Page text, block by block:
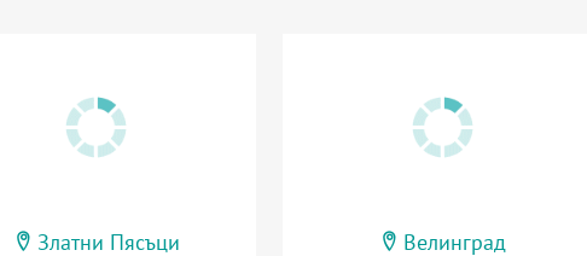
Златни Пясъци Велинград